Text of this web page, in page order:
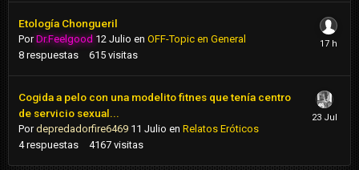
Etología Chongueril
PorDr.Feelgood 12 Julio en OFF-Topic en General
8 respuestas 615 visitas
Cogida a pelo con una modelito fitnes que tenía centro
de servicio sexual...
Pordepredadorfire6469 11 Julio en Relatos Eróticos
4 respuestas 4167 visitas